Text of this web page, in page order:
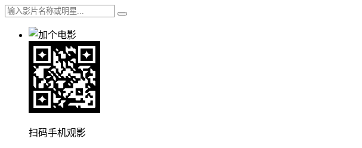
扫码手机观影